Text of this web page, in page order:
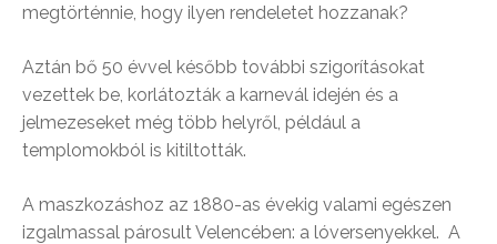
megtörténnie, hogy ilyen rendeletet hozzanak?
Aztán bő 50 évvel később további szigorításokat
vezettek be, korlátozták a karnevál idején és a
jelmezeseket még több helyről, például a
templomokból is kitiltották.
A maszkozáshoz az 1880-as évekig valami egészen
izgalmassal párosult Velencében: a lóversenyekkel. A